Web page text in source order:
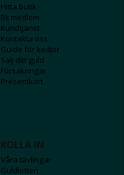
Hitta butik
Bli medlem
Kundtjänst
Kontakta oss
Guide för kedjor
Sälj ditt guld
Försäkringar
Presentkort
KOLLA IN
Våra tävlingar
Guldlotten